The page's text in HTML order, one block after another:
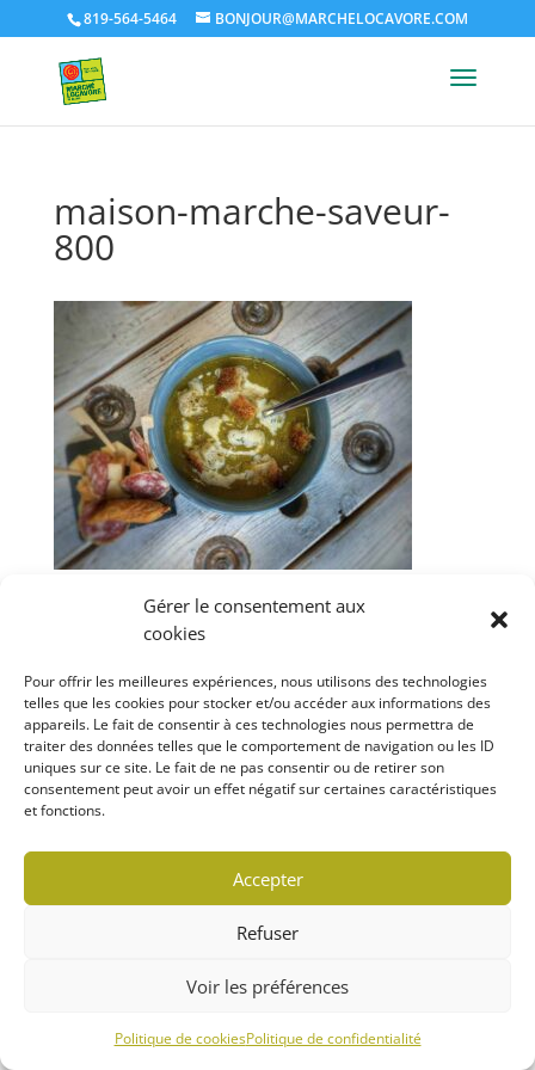
Gérer le consentement aux
cookies
Pour offrir les meilleures expériences, nous utilisons des technologies
telles que les cookies pour stocker et/ou accéder aux informations des
appareils. Le fait de consentir à ces technologies nous permettra de
traiter des données telles que le comportement de navigation ou les ID
uniques sur ce site. Le fait de ne pas consentir ou de retirer son
consentement peut avoir un effet négatif sur certaines caractéristiques
et fonctions.
Accepter
Refuser
Voir les préférences
Politique de cookiesPolitique de confidentialité
819-564-5464 BONJOUR@MARCHELOCAVORE.COM
maison-marche-saveur-
800
Politique de confidentialité
Politique de cookies (CA)
© 2022 MARCHÉ LOCAVORE | TOUS DROITS
RÉSERVÉS
Conception WebRubie